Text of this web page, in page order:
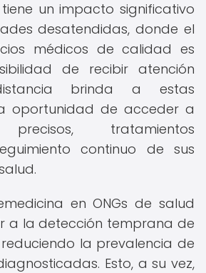
un impacto significativo
desatendidas, donde el
médicos de calidad es
de recibir atención
brinda a estas
oportunidad de acceder a
precisos, tratamientos
continuo de sus
en ONGs de salud
a la detección temprana de
la prevalencia de
Esto, a su vez,